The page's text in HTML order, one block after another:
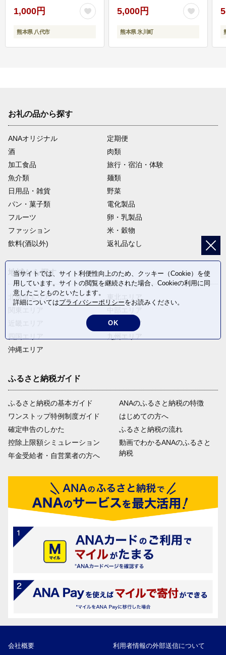
1,000円
熊本県 八代市
5,000円
熊本県 氷川町
お礼の品から探す
ANAオリジナル
定期便
酒
肉類
加工食品
旅行・宿泊・体験
魚介類
麺類
日用品・雑貨
野菜
パン・菓子類
電化製品
フルーツ
卵・乳製品
ファッション
米・穀物
飲料(酒以外)
返礼品なし
地域から探す
北海道エリア
沖縄エリア
中国エリア
ふるさと納税ガイド
ふるさと納税の基本ガイド
ワンストップ特例制度ガイド
確定申告のしかた
控除上限額シミュレーション
年金受給者・自営業者の方へ
ANAのふるさと納税の特徴
はじめての方へ
ふるさと納税の流れ
動画でわかるANAのふるさと
納税
会社概要 利用者情報の外部送信について
当サイトでは、サイト利便性向上のため、クッキー（Cookie）を使
用しています。サイトの閲覧を継続された場合、Cookieの利用に同
意したことものといたします。
詳細についてはプライバシーポリシーをお読みください。
OK